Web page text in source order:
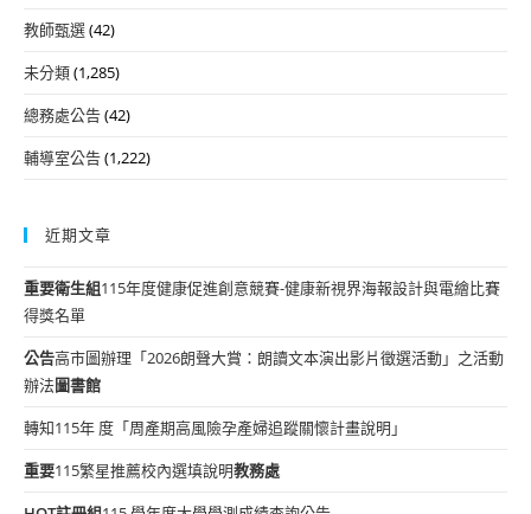
教師甄選(42)
未分類(1,285)
總務處公告(42)
輔導室公告(1,222)
近期文章
重要衛生組115年度健康促進創意競賽-健康新視界海報設計與電繪比賽
得獎名單
公告高市圖辦理「2026朗聲大賞：朗讀文本演出影片徵選活動」之活動
辦法圖書館
轉知115年 度「周產期高風險孕產婦追蹤關懷計畫說明」
重要115繁星推薦校內選填說明教務處